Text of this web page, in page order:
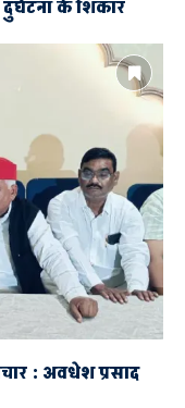
के शिकार
: अवधेश प्रसाद